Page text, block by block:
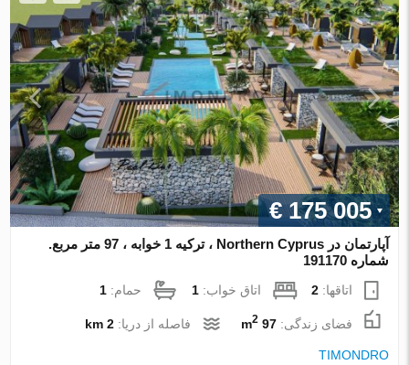
€ 175 005
آپارتمان در Northern Cyprus ، ترکیه 1 خوابه ، 97 متر مربع.
شماره 191170
اتاقها:2 اتاق خواب:1 حمام:1
فضای زندگی:97 m
2 فاصله از دریا:2 km
TIMONDRO